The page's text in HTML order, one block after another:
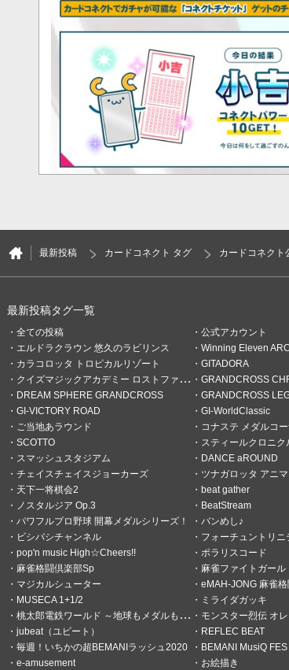
3
宝鐘マリン
今日のコネクトおみくじ！小吉でした。 #コネ
最新投稿 カードコネクト タグ カードコネクト
最新投稿タグ一覧
全ての投稿 公式アカウント
エルドラクラウン 悠久のラビリンス
Winning Eleven
カラコロッタ トロピカルリゾート
GITADORA
クイズマジックアカデミー ロストファンタリウム
GRANDCROSS
DREAM SPHERE GRANDCROSS
GRANDCROSS
GI-VICTORY ROAD
GI-WorldClassic
ご当地あラウンド
コナステ メダルコ
SCOTTO
スティールクロニク
スマッシュスタジアム
DANCE aROUND
チェイスチェイスジョーカーズ
ツナガロッタ アニ
天下一将棋会2
beat gather
ノスタルジア Op.3
BeatStream
パワフルプロ野球 開幕メダルシリーズ！
バンめし♪
ビシバシチャンネル
フォーチュントリニティ
pop'n music High☆Cheers!!
ポラリスコード
麻雀格闘倶楽部Sp
麻雀ファイトガール
マジカルシューター
eMAH-JONG 麻雀格闘倶
MUSECA 1+1/2
ミライダガッキ
桃太郎電鉄ワールド ～地球もメダルもまわってる！～
モンスター烈伝 オ
jubeat（ユビート）
REFLEC BEAT
毎週！いちかの超BEMANIラッシュ2020
BEMANI MusiQ FES
e-amusement
お絵描き